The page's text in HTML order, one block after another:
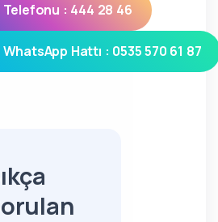
: 444 28 46
Hattı : 0535 570 61 87